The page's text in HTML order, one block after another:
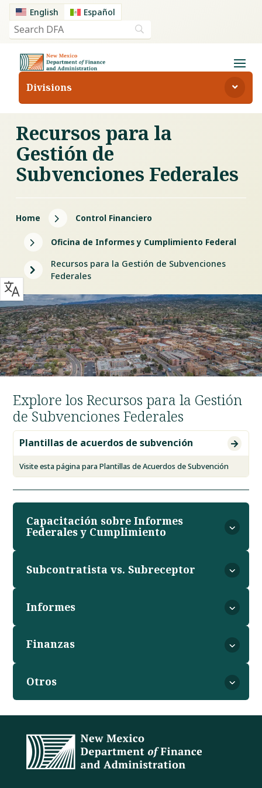
English Español
Divisions
Recursos para la
Gestión de
Subvenciones Federales
Home 5 Control Financiero
5 Oficina de Informes y Cumplimiento Federal
5
Recursos para la Gestión de Subvenciones
Federales
Explore los Recursos para la Gestión
de Subvenciones Federales

Plantillas de acuerdos de subvención
Visite esta página para Plantillas de Acuerdos de Subvención
Capacitación sobre Informes
Federales y Cumplimiento
Subcontratista vs. Subreceptor
Informes
Finanzas
Otros